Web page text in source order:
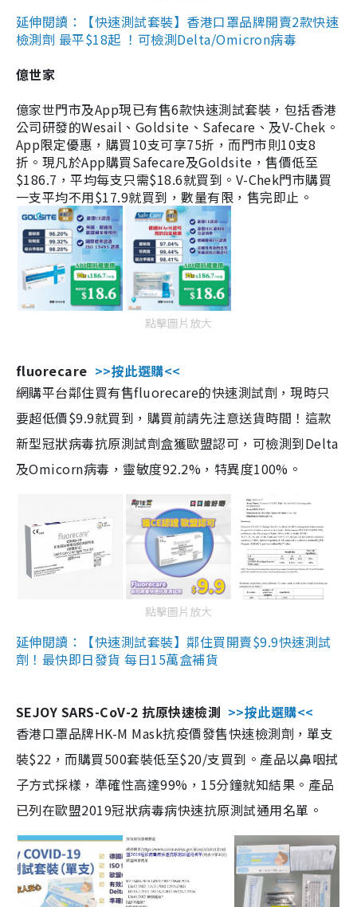
延伸閱讀：【快速測試套裝】香港口罩品牌開賣2款快速
檢測劑 最平$18起 ！可檢測Delta/Omicron病毒
億世家
億家世門市及App現已有售6款快速測試套裝，包括香港
公司研發的Wesail、Goldsite、Safecare、及V-Chek。
App限定優惠，購買10支可享75折，而門市則10支8
折。現凡於App購買Safecare及Goldsite，售價低至
$186.7，平均每支只需$18.6就買到。V-Chek門市購買
一支平均不用$17.9就買到，數量有限，售完即止。
點擊圖片放大
fluorecare >>按此選購<<
網購平台鄰住買有售fluorecare的快速測試劑，現時只
要超低價$9.9就買到，購買前請先注意送貨時間！這款
新型冠狀病毒抗原測試劑盒獲歐盟認可，可檢測到Delta
及Omicorn病毒，靈敏度92.2%，特異度100%。
點擊圖片放大
延伸閱讀：【快速測試套裝】鄰住買開賣$9.9快速測試
劑！最快即日發貨 每日15萬盒補貨
SEJOY SARS-CoV-2 抗原快速檢測 >>按此選購<<
香港口罩品牌HK-M Mask抗疫價發售快速檢測劑，單支
裝$22，而購買500套裝低至$20/支買到。產品以鼻咽拭
子方式採樣，準確性高達99%，15分鐘就知結果。產品
已列在歐盟2019冠狀病毒病快速抗原測試通用名單。